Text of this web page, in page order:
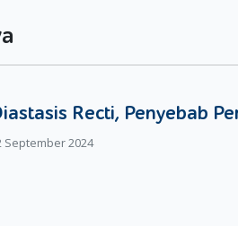
Born bisa Moms pesan langsung
NB atau S sangat cocok
Recti, Penyebab
September 2024